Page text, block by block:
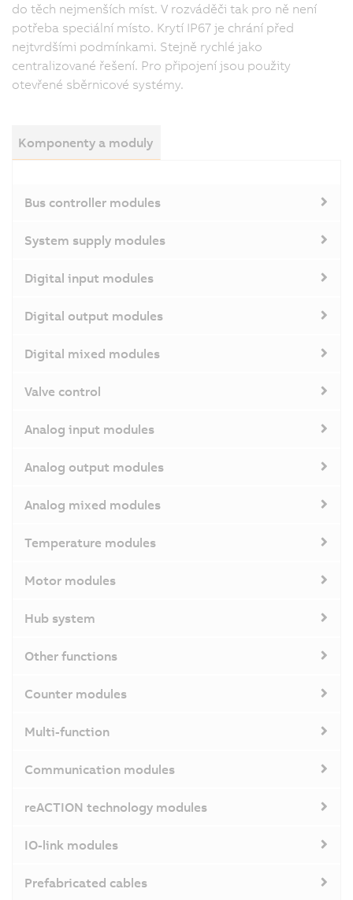
do těch nejmenších míst. V rozváděči tak pro ně není
potřeba speciální místo. Krytí IP67 je chrání před
nejtvrdšími podmínkami. Stejně rychlé jako
centralizované řešení. Pro připojení jsou použity
otevřené sběrnicové systémy.
Komponenty a moduly
Bus controller modules
System supply modules
Digital input modules
Digital output modules
Digital mixed modules
Valve control
Analog input modules
Analog output modules
Analog mixed modules
Temperature modules
Motor modules
Hub system
Other functions
Counter modules
Multi-function
Communication modules
reACTION technology modules
IO-link modules
Prefabricated cables